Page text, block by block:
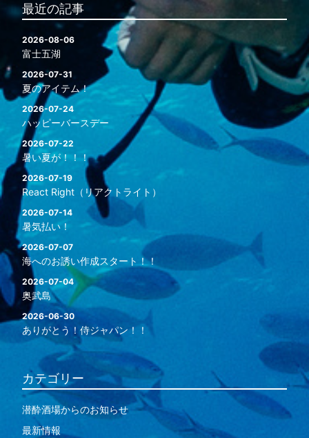
最近の記事
2026-08-06
富士五湖
2026-07-31
夏のアイテム！
2026-07-24
ハッピーバースデー
2026-07-22
暑い夏が！！！
2026-07-19
React Right（リアクトライト）
2026-07-14
暑気払い！
2026-07-07
海へのお誘い作成スタート！！
2026-07-04
奥武島
2026-06-30
ありがとう！侍ジャパン！！
カテゴリー
潜酔酒場からのお知らせ
最新情報